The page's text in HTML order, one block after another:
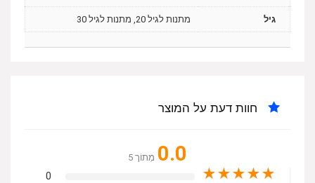
גיל מתנות לגיל 20, מתנות לגיל 30
חוות דעת על המוצר
0.0 מִתוֹך 5
★
★
★
★
★
0